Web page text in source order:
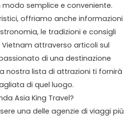
semplice e conveniente.
offriamo anche informazioni
le tradizioni e consigli
attraverso articoli sul
di una destinazione
nostra lista di attrazioni ti fornirà
di quel luogo.
Asia King Travel?
una delle agenzie di viaggi più